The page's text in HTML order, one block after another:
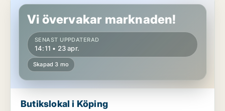
Vi övervakar marknaden!
SENAST UPPDATERAD
14:11 • 23 apr.
Skapad 3 mo
Butikslokal i Köping